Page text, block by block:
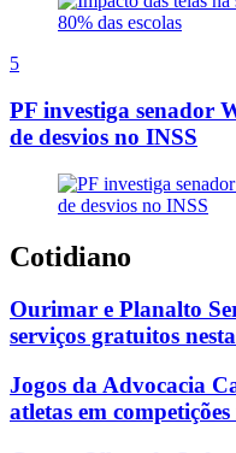
5
PF investiga senador
de desvios no INSS
Cotidiano
Ourimar e Planalto
serviços gratuitos
Jogos da Advocacia
atletas em